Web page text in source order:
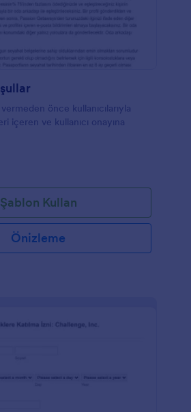
önce kullanıcılarıyla
içeren ve kullanıcı onayına
Şablon Kullan
Önizleme